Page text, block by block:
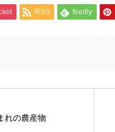
RSS feedly
れの農産物